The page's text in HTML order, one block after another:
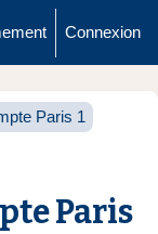
Connexion
Paris 1
Paris